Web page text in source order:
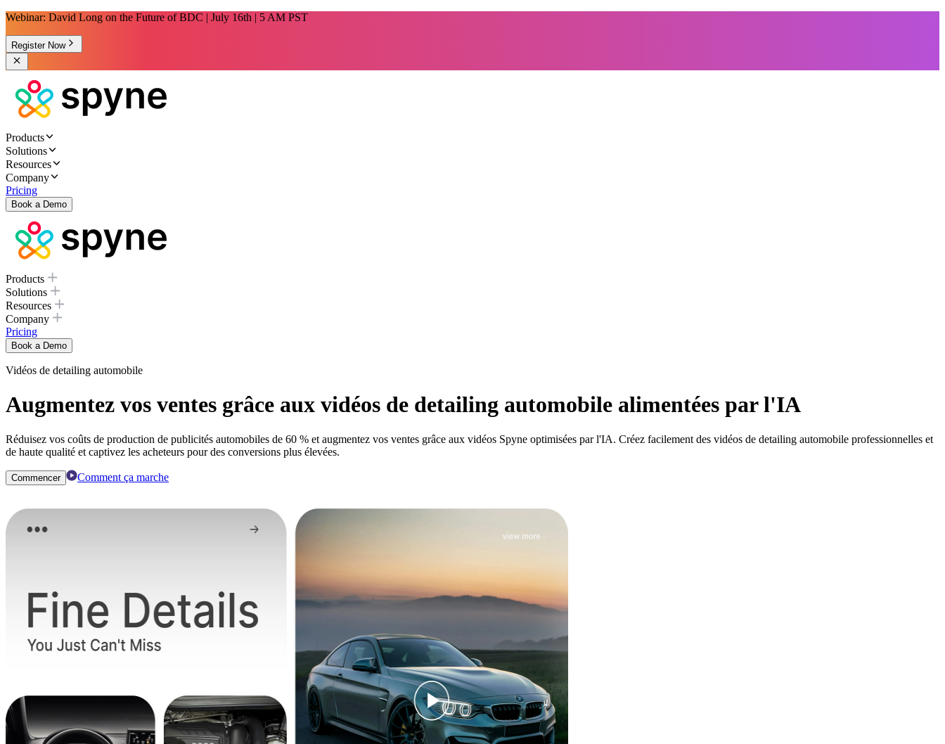
Webinar: David Long on the Future of BDC | July 16th | 5 AM PST
Register Now
Products
Solutions
Resources
Company
Pricing
Book a Demo
Products
Solutions
Resources
Company
Pricing
Book a Demo
Vidéos de detailing automobile
Augmentez vos ventes grâce aux vidéos de detailing automobile alimentées par l'IA
Réduisez vos coûts de production de publicités automobiles de 60 % et augmentez vos ventes grâce aux vidéos Spyne optimisées par l'IA. Créez facilement des vidéos de detailing automobile professionnelles et
de haute qualité et captivez les acheteurs pour des conversions plus élevées.
Commencer Comment ça marche